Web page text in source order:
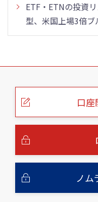
ETF・ETNの投資
型、米国上場3倍
こ
口
ノム